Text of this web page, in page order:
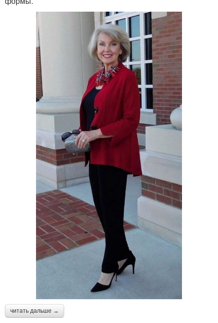
читать дальше →